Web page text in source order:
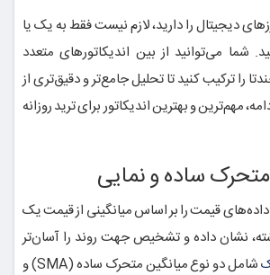
دیجیتال را دارید، لازم نیست فقط به یک یا
شما می‌توانید از بین اندیکاتورهای متعدد
را ترکیب کنید تا تحلیل جامع‌تر و دقیق‌تری از
مهم‌ترین و بهترین اندیکاتور برای ترید روزانه
ساده و نمایی
قیمت را بر اساس میانگینی از قیمت یک
نشان داده و تشخیص جهت روند را آسان‌تر
شامل دو نوع میانگین متحرک ساده (SMA) و